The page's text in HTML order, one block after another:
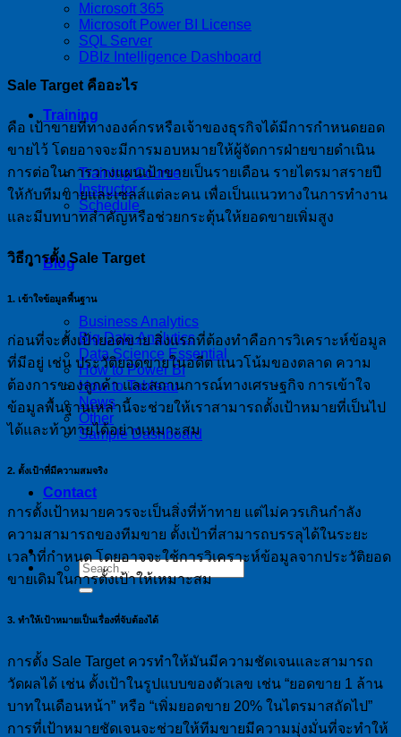
Microsoft 365
Microsoft Power BI License
SQL Server
DBIz Intelligence Dashboard
Training
Training Course
Instructor
Schedule
Blog
Business Analytics
Big Data Analytics
Data Science Essential
How to Power BI
How to Tableau
News
Other
Sample Dashboard
Contact
Sale Target คืออะไร
คือ เป้าขายที่ทางองค์กรหรือเจ้าของธุรกิจได้มีการกำหนดยอด
ขายไว้ โดยอาจจะมีการมอบหมายให้ผู้จัดการฝ่ายขายดำเนิน
การต่อในการวางแผนเป้าขายเป็นรายเดือน รายไตรมาสรายปี
ให้กับทีมขายและเซลส์แต่ละคน เพื่อเป็นแนวทางในการทำงาน
และมีบทบาทสำคัญหรือช่วยกระตุ้นให้ยอดขายเพิ่มสูง
วิธีการตั้ง Sale Target
1. เข้าใจข้อมูลพื้นฐาน
ก่อนที่จะตั้งเป้ายอดขาย สิ่งแรกที่ต้องทำคือการวิเคราะห์ข้อมูล
ที่มีอยู่ เช่น ประวัติยอดขายในอดีต แนวโน้มของตลาด ความ
ต้องการของลูกค้า และสถานการณ์ทางเศรษฐกิจ การเข้าใจ
ข้อมูลพื้นฐานเหล่านี้จะช่วยให้เราสามารถตั้งเป้าหมายที่เป็นไป
ได้และท้าทายได้อย่างเหมาะสม
2. ตั้งเป้าที่มีความสมจริง
การตั้งเป้าหมายควรจะเป็นสิ่งที่ท้าทาย แต่ไม่ควรเกินกำลัง
ความสามารถของทีมขาย ตั้งเป้าที่สามารถบรรลุได้ในระยะ
เวลาที่กำหนด โดยอาจจะใช้การวิเคราะห์ข้อมูลจากประวัติยอด
ขายเดิมในการตั้งเป้าให้เหมาะสม
3. ทำให้เป้าหมายเป็นเรื่องที่จับต้องได้
การตั้ง Sale Target ควรทำให้มันมีความชัดเจนและสามารถ
วัดผลได้ เช่น ตั้งเป้าในรูปแบบของตัวเลข เช่น “ยอดขาย 1 ล้าน
บาทในเดือนหน้า” หรือ “เพิ่มยอดขาย 20% ในไตรมาสถัดไป”
การที่เป้าหมายชัดเจนจะช่วยให้ทีมขายมีความมุ่งมั่นที่จะทำให้